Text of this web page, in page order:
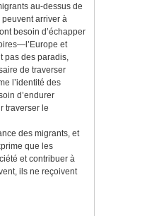
au-dessus de
peuvent arriver à
besoin d’échapper
et
pas des paradis,
de traverser
l’identité des
d’endurer
traverser le
des migrants, et
que les
et contribuer à
ils ne reçoivent